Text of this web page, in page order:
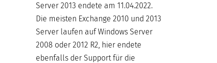
Server 2013 endete am 11.04.2022.
Die meisten Exchange 2010 und 2013
Server laufen auf Windows Server
2008 oder 2012 R2, hier endete
ebenfalls der Support für die